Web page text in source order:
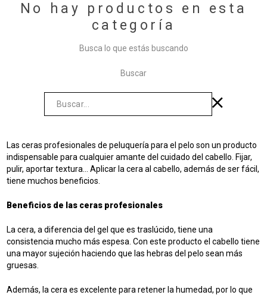
No hay productos en esta
categoría
Busca lo que estás buscando
Buscar
Las ceras profesionales de peluquería para el pelo son un producto
indispensable para cualquier amante del cuidado del cabello. Fijar,
pulir, aportar textura… Aplicar la cera al cabello, además de ser fácil,
tiene muchos beneficios.
Beneficios de las ceras profesionales
La cera, a diferencia del gel que es traslúcido, tiene una
consistencia mucho más espesa. Con este producto el cabello tiene
una mayor sujeción haciendo que las hebras del pelo sean más
gruesas.
Además, la cera es excelente para retener la humedad, por lo que